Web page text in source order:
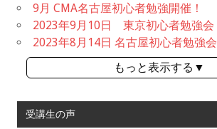
9月 CMA名古屋初心者勉強開催！
2023年9月10日 東京初心者勉強会
2023年8月14日 名古屋初心者勉強会
もっと表示する▼
受講生の声